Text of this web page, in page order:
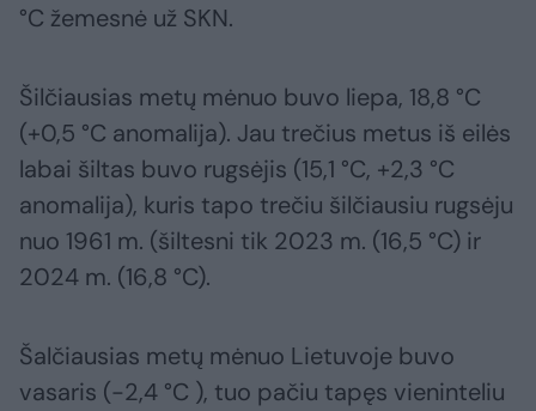
°C žemesnė už SKN.
Šilčiausias metų mėnuo buvo liepa, 18,8 °C
(+0,5 °C anomalija). Jau trečius metus iš eilės
labai šiltas buvo rugsėjis (15,1 °C, +2,3 °C
anomalija), kuris tapo trečiu šilčiausiu rugsėju
nuo 1961 m. (šiltesni tik 2023 m. (16,5 °C) ir
2024 m. (16,8 °C).
Šalčiausias metų mėnuo Lietuvoje buvo
vasaris (-2,4 °C ), tuo pačiu tapęs vieninteliu